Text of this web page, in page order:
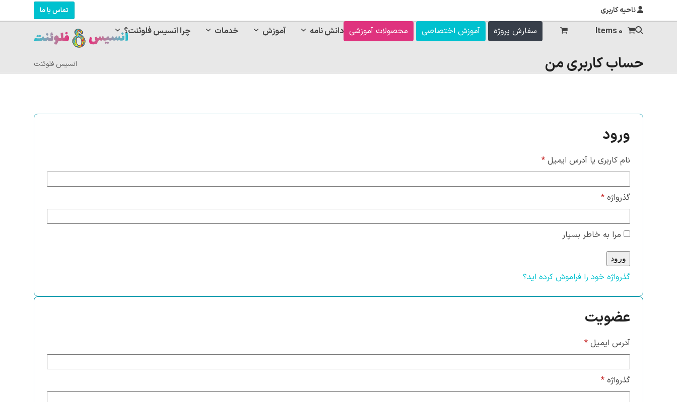
ناحیه کاربری تماس با ما
چرا انسیس فلوئنت؟ خدمات آموزش دانش نامه محصولات آموزشی آموزش اختصاصی سفارش پروژه 0 Items
حساب کاربری من انسیس فلوئنت
ورود
نام کاربری یا آدرس ایمیل*الزامی
گذرواژه*الزامی
مرا به خاطر بسپار
ورود
گذرواژه خود را فراموش کرده اید؟
عضویت
آدرس ایمیل*الزامی
گذرواژه*الزامی